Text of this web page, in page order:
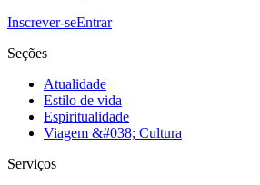
Inscrever-seEntrar
Seções
Atualidade
Estilo de vida
Espiritualidade
Viagem &#038; Cultura
Serviços